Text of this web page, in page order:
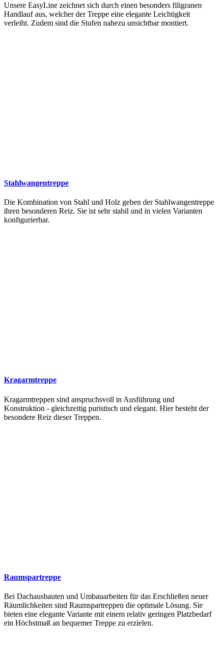
Unsere EasyLine zeichnet sich durch einen besonders filigranen
Handlauf aus, welcher der Treppe eine elegante Leichtigkeit
verleiht. Zudem sind die Stufen nahezu unsichtbar montiert.
Stahlwangentreppe
Die Kombination von Stahl und Holz geben der Stahlwangentreppe
ihren besonderen Reiz. Sie ist sehr stabil und in vielen Varianten
konfigurierbar.
Kragarmtreppe
Kragarmtreppen sind anspruchsvoll in Ausführung und
Konstruktion - gleichzeitig puristisch und elegant. Hier besteht der
besondere Reiz dieser Treppen.
Raumspartreppe
Bei Dachausbauten und Umbauarbeiten für das Erschließen neuer
Räumlichkeiten sind Raumspartreppen die optimale Lösung. Sie
bieten eine elegante Variante mit einem relativ geringen Platzbedarf
ein Höchstmaß an bequemer Treppe zu erzielen.